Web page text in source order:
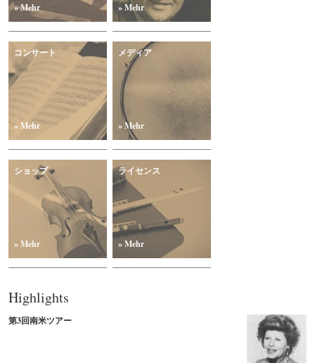
» Mehr » Mehr
コンサート
» Mehr
メディア
» Mehr
ショップ
» Mehr
ライセンス
» Mehr
Highlights
第3回南米ツアー